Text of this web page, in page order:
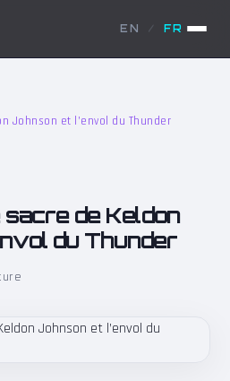
EN / FR
Johnson et l’envol du Thunder
sacre de Keldon
du Thunder